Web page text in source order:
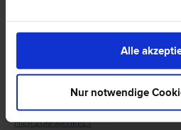
Alle
Nur notwendige
Private Internetnutzung am
Ein Internetzugang gilt grundsätzlich als
zu klären. Eine gesetzliche Regelung im
HIER ZUM ARTIKEL ›